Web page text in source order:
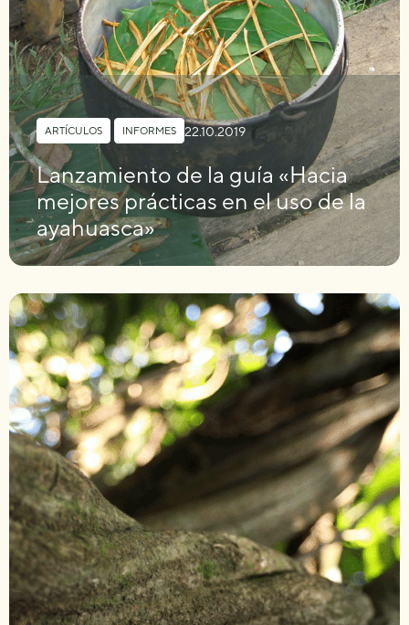
ARTÍCULOS INFORMES 22.10.2019
Lanzamiento de la guía «Hacia
mejores prácticas en el uso de la
ayahuasca»